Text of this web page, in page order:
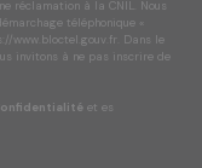
réclamation à la CNIL. Nous
téléphonique «
www.bloctel.gouv.fr
. Dans le
invitons à ne pas inscrire de
et es